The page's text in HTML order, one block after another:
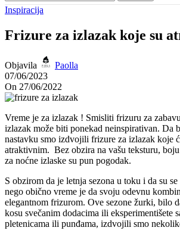
Inspiracija
Frizure za izlazak koje su
Objavila
Paolla
07/06/2023
On 27/06/2022
Vreme je za izlazak ! Smisliti frizuru za
izlazak može biti ponekad neinspirativan. Da
nastavku smo izdvojili frizure za izlazak koje
atraktivnim. Bez obzira na vašu teksturu,
za noćne izlaske su pun pogodak.
S obzirom da je letnja sezona u toku i da su
nego obično vreme je da svoju odevnu
elegantnom frizurom. Ove sezone žurki, bilo
kosu svečanim dodacima ili eksperimentišete
pletenicama ili punđama, izdvojili smo